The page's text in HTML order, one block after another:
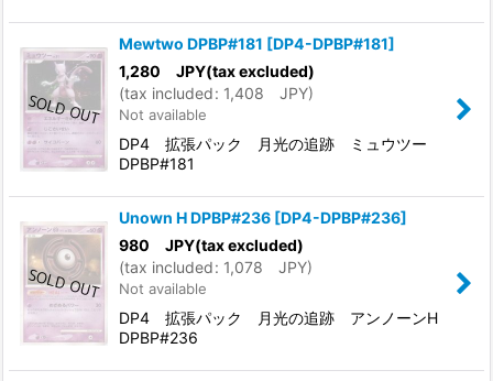
Mewtwo DPBP#181 [DP4-DPBP#181]
1,280 JPY(tax excluded)
(tax included: 1,408 JPY)
Not available
DP4 拡張パック 月光の追跡 ミュウツー
DPBP#181
Unown H DPBP#236 [DP4-DPBP#236]
980 JPY(tax excluded)
(tax included: 1,078 JPY)
Not available
DP4 拡張パック 月光の追跡 アンノーンH
DPBP#236